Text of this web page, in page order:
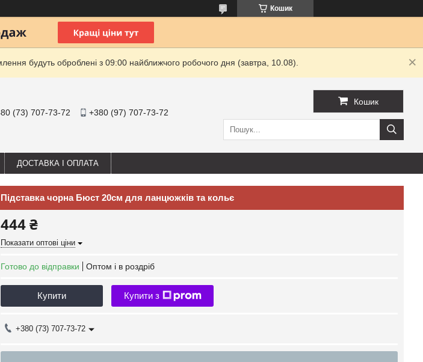
Кошик
будуть оброблені з 09:00 найближчого робочого дня (завтра, 10.08).
(73) 707-73-72 +380 (97) 707-73-72
Кошик
ДОСТАВКА І ОПЛАТА
Підставка чорна Бюст 20см для ланцюжків та кольє
444 ₴
Показати оптові ціни
Готово до відправки Оптом і в роздріб
Купити Купити з
+380 (73) 707-73-72